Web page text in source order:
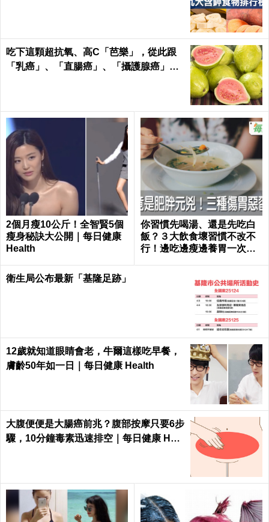
吃下這顆超抗氧、高C「芭樂」，從此跟
「乳癌」、「直腸癌」、「攝護腺癌」、
2個月瘦10公斤！全智賢5個
瘦身秘訣大公開｜每日健康
Health
你習慣先喝湯、還是先吃白
飯？３大飲食壞習慣不改不
行！邊吃邊瘦邊養胃一次做
衛生局公布最新「基隆足跡」
12歲就知道眼睛會老，牛爾這樣吃早餐，
膚齡50年如一日｜每日健康 Health
大腹便便是大腸癌前兆？腹部按摩只要6步
驟，10分鐘毒素迅速排空｜每日健康 Heal